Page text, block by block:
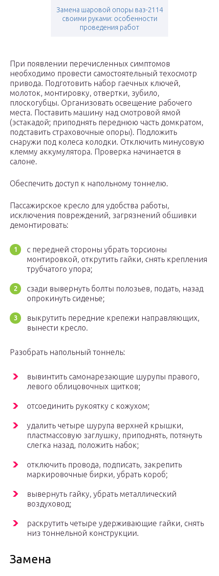
Замена шаровой опоры ваз-2114
своими руками: особенности
проведения работ
При появлении перечисленных симптомов
необходимо провести самостоятельный техосмотр
привода. Подготовить набор гаечных ключей,
молоток, монтировку, отвертки, зубило,
плоскогубцы. Организовать освещение рабочего
места. Поставить машину над смотровой ямой
(эстакадой; приподнять переднюю часть домкратом,
подставить страховочные опоры). Подложить
снаружи под колеса колодки. Отключить минусовую
клемму аккумулятора. Проверка начинается в
салоне.
Обеспечить доступ к напольному тоннелю.
Пассажирское кресло для удобства работы,
исключения повреждений, загрязнений обшивки
демонтировать:
с передней стороны убрать торсионы
монтировкой, открутить гайки, снять крепления
трубчатого упора;
сзади вывернуть болты полозьев, подать, назад
опрокинуть сиденье;
выкрутить передние крепежи направляющих,
вынести кресло.
Разобрать напольный тоннель:
вывинтить самонарезающие шурупы правого,
левого облицовочных щитков;
отсоединить рукоятку с кожухом;
удалить четыре шурупа верхней крышки,
пластмассовую заглушку, приподнять, потянуть
слегка назад, положить набок;
отключить провода, подписать, закрепить
маркировочные бирки, убрать короб;
вывернуть гайку, убрать металлический
воздуховод;
раскрутить четыре удерживающие гайки, снять
низ тоннельной конструкции.
Замена